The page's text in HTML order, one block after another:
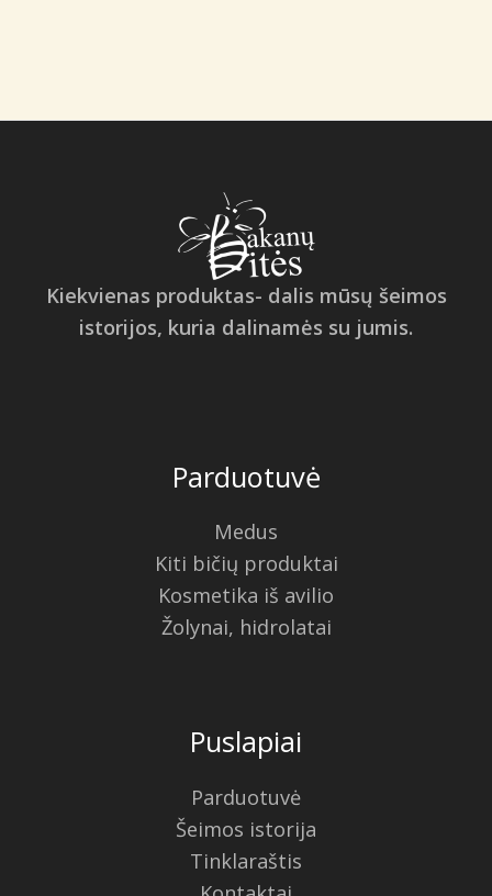
Kiekvienas produktas- dalis mūsų šeimos
istorijos, kuria dalinamės su jumis.
Parduotuvė
Medus
Kiti bičių produktai
Kosmetika iš avilio
Žolynai, hidrolatai
Puslapiai
Parduotuvė
Šeimos istorija
Tinklaraštis